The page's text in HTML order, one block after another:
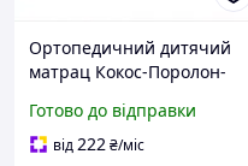
Ортопедичний дитячий
матрац Кокос-Поролон-
120×60, 9 см
Готово до відправки
від222₴/міс